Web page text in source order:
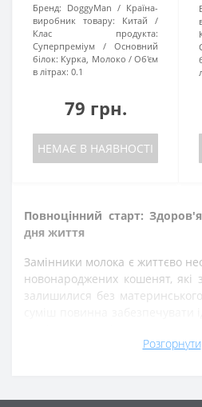
Бренд: DoggyMan
Країна-
виробник товару:
Китай
Клас продукта:
Суперпреміум
Основний
білок: Курка, Молоко
Об'єм
в літрах: 0.1
79 грн.
НЕМАЄ В НАЯВНОСТІ
Повноцінний старт:
дня життя
Замінники молока є життєво
новонароджених кошенят,
залишилися без
для розвитку мозку, зору
Розгорнути